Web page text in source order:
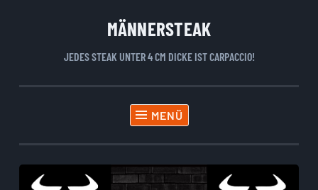
MÄNNERSTEAK
JEDES STEAK UNTER 4 CM DICKE IST CARPACCIO!
MENÜ